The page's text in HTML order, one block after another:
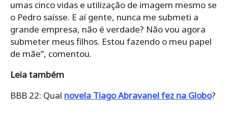
umas cinco vidas e utilização de imagem mesmo se
o Pedro saísse. E aí gente, nunca me submeti a
grande empresa, não é verdade? Não vou agora
submeter meus filhos. Estou fazendo o meu papel
de mãe”, comentou.
Leia também
BBB 22: Qual novela Tiago Abravanel fez na Globo?